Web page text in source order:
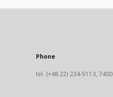
Phone
tel. (+48 22) 234-5113, 7400